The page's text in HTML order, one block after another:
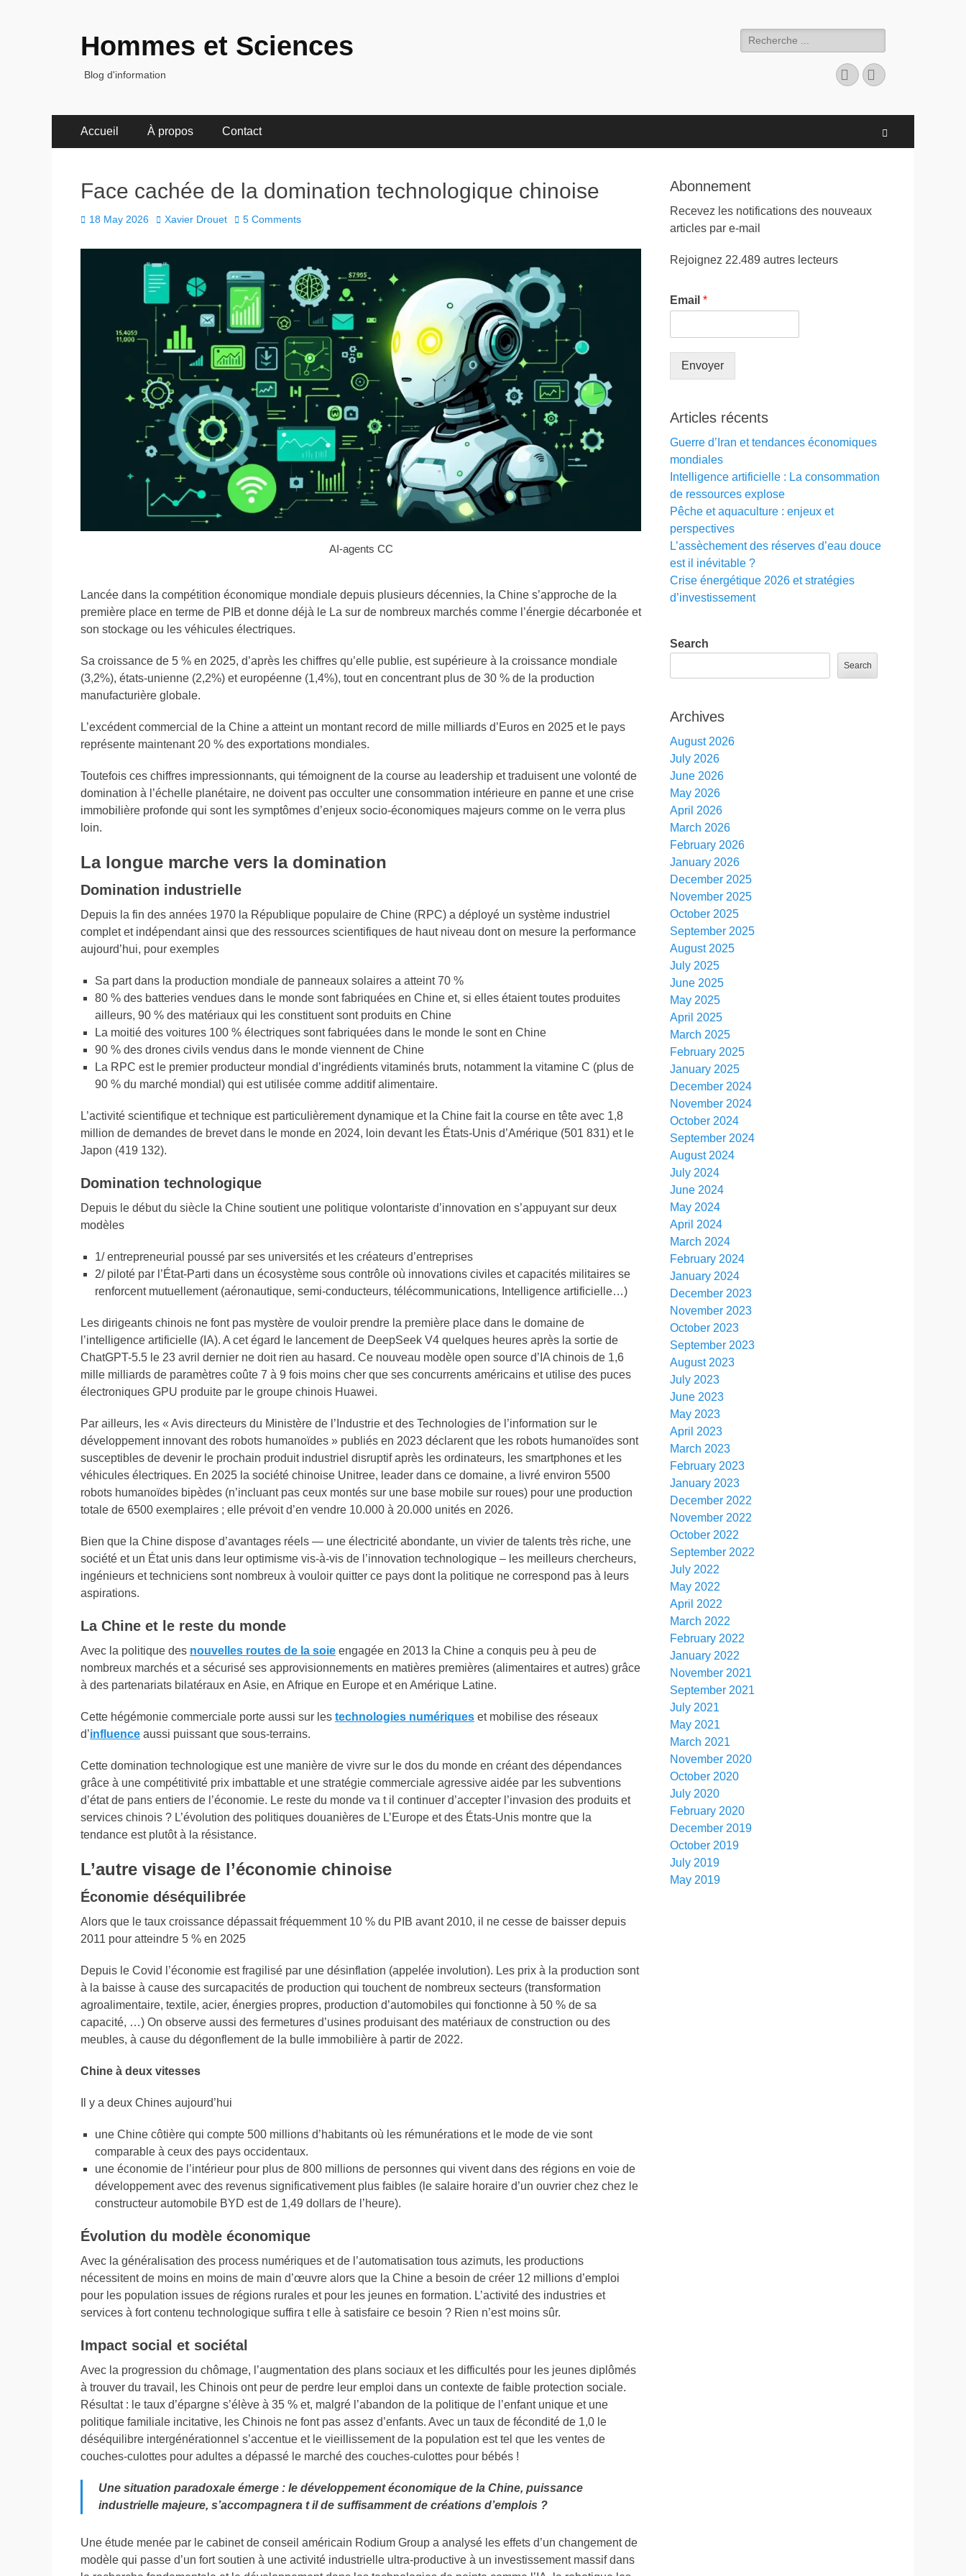
Hommes et Sciences
Blog d'information
Search
for:
FacebookLinkedIn
Primary
Menu
Accueil À propos Contact
Face cachée de la domination technologique chinoise
Posted
18 May 2026 Author
Xavier Drouet 5 Comments
AI-agents CC
Lancée dans la compétition économique mondiale depuis plusieurs décennies, la Chine s’approche de la
première place en terme de PIB et donne déjà le La sur de nombreux marchés comme l’énergie décarbonée et
son stockage ou les véhicules électriques.
Sa croissance de 5 % en 2025, d’après les chiffres qu’elle publie, est supérieure à la croissance mondiale
(3,2%), états-unienne (2,2%) et européenne (1,4%), tout en concentrant plus de 30 % de la production
manufacturière globale.
L’excédent commercial de la Chine a atteint un montant record de mille milliards d’Euros en 2025 et le pays
représente maintenant 20 % des exportations mondiales.
Toutefois ces chiffres impressionnants, qui témoignent de la course au leadership et traduisent une volonté de
domination à l’échelle planétaire, ne doivent pas occulter une consommation intérieure en panne et une crise
immobilière profonde qui sont les symptômes d’enjeux socio-économiques majeurs comme on le verra plus
loin.
La longue marche vers la domination
Domination industrielle
Depuis la fin des années 1970 la République populaire de Chine (RPC) a déployé un système industriel
complet et indépendant ainsi que des ressources scientifiques de haut niveau dont on mesure la performance
aujourd’hui, pour exemples
Sa part dans la production mondiale de panneaux solaires a atteint 70 %
80 % des batteries vendues dans le monde sont fabriquées en Chine et, si elles étaient toutes produites
ailleurs, 90 % des matériaux qui les constituent sont produits en Chine
La moitié des voitures 100 % électriques sont fabriquées dans le monde le sont en Chine
90 % des drones civils vendus dans le monde viennent de Chine
La RPC est le premier producteur mondial d’ingrédients vitaminés bruts, notamment la vitamine C (plus de
90 % du marché mondial) qui est utilisée comme additif alimentaire.
L’activité scientifique et technique est particulièrement dynamique et la Chine fait la course en tête avec 1,8
million de demandes de brevet dans le monde en 2024, loin devant les États-Unis d’Amérique (501 831) et le
Japon (419 132).
Domination technologique
Depuis le début du siècle la Chine soutient une politique volontariste d’innovation en s’appuyant sur deux
modèles
1/ entrepreneurial poussé par ses universités et les créateurs d’entreprises
2/ piloté par l’État-Parti dans un écosystème sous contrôle où innovations civiles et capacités militaires se
renforcent mutuellement (aéronautique, semi-conducteurs, télécommunications, Intelligence artificielle…)
Les dirigeants chinois ne font pas mystère de vouloir prendre la première place dans le domaine de
l’intelligence artificielle (IA). A cet égard le lancement de DeepSeek V4 quelques heures après la sortie de
ChatGPT-5.5 le 23 avril dernier ne doit rien au hasard. Ce nouveau modèle open source d’IA chinois de 1,6
mille milliards de paramètres coûte 7 à 9 fois moins cher que ses concurrents américains et utilise des puces
électroniques GPU produite par le groupe chinois Huawei.
Par ailleurs, les « Avis directeurs du Ministère de l’Industrie et des Technologies de l’information sur le
développement innovant des robots humanoïdes » publiés en 2023 déclarent que les robots humanoïdes sont
susceptibles de devenir le prochain produit industriel disruptif après les ordinateurs, les smartphones et les
véhicules électriques. En 2025 la société chinoise Unitree, leader dans ce domaine, a livré environ 5500
robots humanoïdes bipèdes (n’incluant pas ceux montés sur une base mobile sur roues) pour une production
totale de 6500 exemplaires ; elle prévoit d’en vendre 10.000 à 20.000 unités en 2026.
Bien que la Chine dispose d’avantages réels — une électricité abondante, un vivier de talents très riche, une
société et un État unis dans leur optimisme vis-à-vis de l’innovation technologique – les meilleurs chercheurs,
ingénieurs et techniciens sont nombreux à vouloir quitter ce pays dont la politique ne correspond pas à leurs
aspirations.
La Chine et le reste du monde
Avec la politique des nouvelles routes de la soie engagée en 2013 la Chine a conquis peu à peu de
nombreux marchés et a sécurisé ses approvisionnements en matières premières (alimentaires et autres) grâce
à des partenariats bilatéraux en Asie, en Afrique en Europe et en Amérique Latine.
Cette hégémonie commerciale porte aussi sur les technologies numériques et mobilise des réseaux
d’influence aussi puissant que sous-terrains.
Cette domination technologique est une manière de vivre sur le dos du monde en créant des dépendances
grâce à une compétitivité prix imbattable et une stratégie commerciale agressive aidée par les subventions
d’état de pans entiers de l’économie. Le reste du monde va t il continuer d’accepter l’invasion des produits et
services chinois ? L’évolution des politiques douanières de L’Europe et des États-Unis montre que la
tendance est plutôt à la résistance.
L’autre visage de l’économie chinoise
Économie déséquilibrée
Alors que le taux croissance dépassait fréquemment 10 % du PIB avant 2010, il ne cesse de baisser depuis
2011 pour atteindre 5 % en 2025
Depuis le Covid l’économie est fragilisé par une désinflation (appelée involution). Les prix à la production sont
à la baisse à cause des surcapacités de production qui touchent de nombreux secteurs (transformation
agroalimentaire, textile, acier, énergies propres, production d’automobiles qui fonctionne à 50 % de sa
capacité, …) On observe aussi des fermetures d’usines produisant des matériaux de construction ou des
meubles, à cause du dégonflement de la bulle immobilière à partir de 2022.
Chine à deux vitesses
Il y a deux Chines aujourd’hui
une Chine côtière qui compte 500 millions d’habitants où les rémunérations et le mode de vie sont
comparable à ceux des pays occidentaux.
une économie de l’intérieur pour plus de 800 millions de personnes qui vivent dans des régions en voie de
développement avec des revenus significativement plus faibles (le salaire horaire d’un ouvrier chez chez le
constructeur automobile BYD est de 1,49 dollars de l’heure).
Évolution du modèle économique
Avec la généralisation des process numériques et de l’automatisation tous azimuts, les productions
nécessitent de moins en moins de main d’œuvre alors que la Chine a besoin de créer 12 millions d’emploi
pour les population issues de régions rurales et pour les jeunes en formation. L’activité des industries et
services à fort contenu technologique suffira t elle à satisfaire ce besoin ? Rien n’est moins sûr.
Impact social et sociétal
Avec la progression du chômage, l’augmentation des plans sociaux et les difficultés pour les jeunes diplômés
à trouver du travail, les Chinois ont peur de perdre leur emploi dans un contexte de faible protection sociale.
Résultat : le taux d’épargne s’élève à 35 % et, malgré l’abandon de la politique de l’enfant unique et une
politique familiale incitative, les Chinois ne font pas assez d’enfants. Avec un taux de fécondité de 1,0 le
déséquilibre intergénérationnel s’accentue et le vieillissement de la population est tel que les ventes de
couches-culottes pour adultes a dépassé le marché des couches-culottes pour bébés !
Une situation paradoxale émerge : le développement économique de la Chine, puissance
industrielle majeure, s’accompagnera t il de suffisamment de créations d’emplois ?
Une étude menée par le cabinet de conseil américain Rodium Group a analysé les effets d’un changement de
modèle qui passe d’un fort soutien à une activité industrielle ultra-productive à un investissement massif dans
Abonnement
Recevez les notifications des nouveaux
articles par e-mail
Rejoignez 22.489 autres lecteurs
Email *
Envoyer
Articles récents
Guerre d’Iran et tendances économiques
mondiales
Intelligence artificielle : La consommation
de ressources explose
Pêche et aquaculture : enjeux et
perspectives
L’assèchement des réserves d’eau douce
est il inévitable ?
Crise énergétique 2026 et stratégies
d’investissement
Search
Search
Archives
August 2026
July 2026
June 2026
May 2026
April 2026
March 2026
February 2026
January 2026
December 2025
November 2025
October 2025
September 2025
August 2025
July 2025
June 2025
May 2025
April 2025
March 2025
February 2025
January 2025
December 2024
November 2024
October 2024
September 2024
August 2024
July 2024
June 2024
May 2024
April 2024
March 2024
February 2024
January 2024
December 2023
November 2023
October 2023
September 2023
August 2023
July 2023
June 2023
May 2023
April 2023
March 2023
February 2023
January 2023
December 2022
November 2022
October 2022
September 2022
July 2022
May 2022
April 2022
March 2022
February 2022
January 2022
November 2021
September 2021
July 2021
May 2021
March 2021
November 2020
October 2020
July 2020
February 2020
December 2019
October 2019
July 2019
May 2019